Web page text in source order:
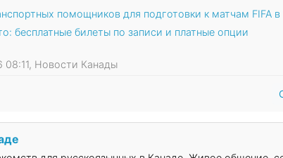
помощников для подготовки к матчам FIFA в
бесплатные билеты по записи и платные опции
08:11, Новости Канады